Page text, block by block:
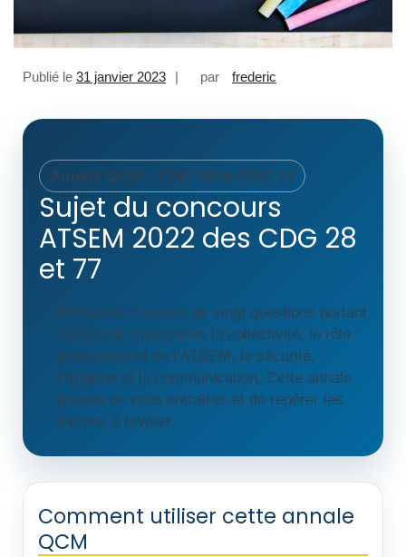
Publié le 31 janvier 2023 par frederic
Annale QCM · CDG 28 et CDG 77
Sujet du concours
ATSEM 2022 des CDG 28
et 77
Retrouvez l’énoncé de vingt questions portant
sur l’école maternelle, la collectivité, le rôle
professionnel de l’ATSEM, la sécurité,
l’hygiène et la communication. Cette annale
permet de vous entraîner et de repérer les
thèmes à réviser.
Comment utiliser cette annale
QCM